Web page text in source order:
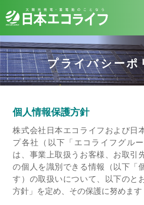
プライバシーポ
個人情報保護方針
株式会社日本エコライフおよび日
プ各社（以下「エコライフグルー
は、事業上取扱うお客様、お取引
の個人を識別できる情報（以下「
す）の取扱いについて、以下のと
方針」を定め、その保護に努めます